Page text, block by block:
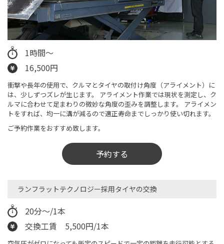
1時間～
16,500円
衝撃や長年の使用で、クルマとタイヤの取付け角度（アライメント）に
は、少しずつズレが生じます。 アライメント作業では現状を測定し、ク
ルマに合わせて足まわりの微妙な角度の歪みを調整します。 アライメン
トをすれば、均一に溝が減るので適正寿命までしっかり使い切れます。
ご予約作業をおすすめ致します。
予約する
ランフラットテクノロジー採用タイヤの交換
20分～/1本
交換工賃 5,500円/1本